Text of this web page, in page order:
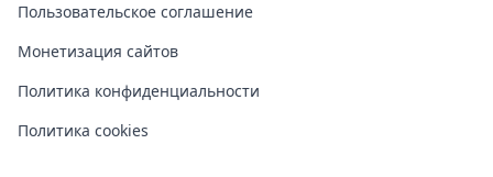
Пользовательское соглашение
Монетизация сайтов
Политика конфиденциальности
Политика cookies